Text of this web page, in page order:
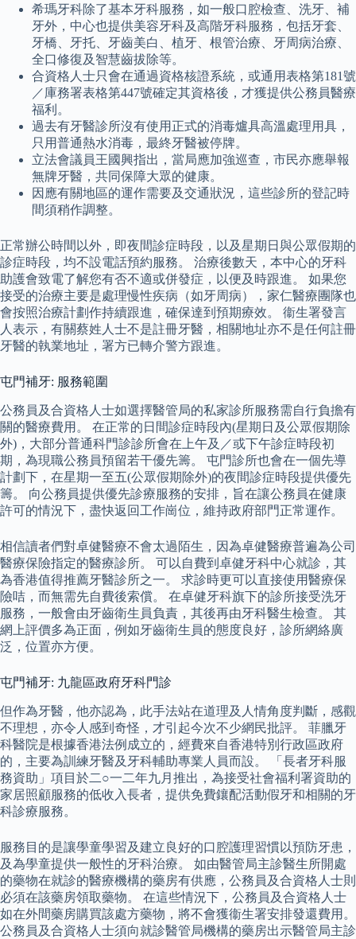
希瑪牙科除了基本牙科服務，如一般口腔檢查、洗牙、補
牙外，中心也提供美容牙科及高階牙科服務，包括牙套、
牙橋、牙托、牙齒美白、植牙、根管治療、牙周病治療、
全口修復及智慧齒拔除等。
合資格人士只會在通過資格核證系統，或通用表格第181號
／庫務署表格第447號確定其資格後，才獲提供公務員醫療
福利。
過去有牙醫診所沒有使用正式的消毒爐具高溫處理用具，
只用普通熱水消毒，最終牙醫被停牌。
立法會議員王國興指出，當局應加強巡查，市民亦應舉報
無牌牙醫，共同保障大眾的健康。
因應有關地區的運作需要及交通狀況，這些診所的登記時
間須稍作調整。
正常辦公時間以外，即夜間診症時段，以及星期日與公眾假期的
診症時段，均不設電話預約服務。 治療後數天，本中心的牙科
助護會致電了解您有否不適或併發症，以便及時跟進。 如果您
接受的治療主要是處理慢性疾病（如牙周病），家仁醫療團隊也
會按照治療計劃作持續跟進，確保達到預期療效。 衞生署發言
人表示，有關蔡姓人士不是註冊牙醫，相關地址亦不是任何註冊
牙醫的執業地址，署方已轉介警方跟進。
屯門補牙: 服務範圍
公務員及合資格人士如選擇醫管局的私家診所服務需自行負擔有
關的醫療費用。 在正常的日間診症時段內(星期日及公眾假期除
外)，大部分普通科門診診所會在上午及／或下午診症時段初
期，為現職公務員預留若干優先籌。 屯門診所也會在一個先導
計劃下，在星期一至五(公眾假期除外)的夜間診症時段提供優先
籌。 向公務員提供優先診療服務的安排，旨在讓公務員在健康
許可的情況下，盡快返回工作崗位，維持政府部門正常運作。
相信讀者們對卓健醫療不會太過陌生，因為卓健醫療普遍為公司
醫療保險指定的醫療診所。 可以自費到卓健牙科中心就診，其
為香港值得推薦牙醫診所之一。 求診時更可以直接使用醫療保
險咭，而無需先自費後索償。 在卓健牙科旗下的診所接受洗牙
服務，一般會由牙齒衛生員負責，其後再由牙科醫生檢查。 其
網上評價多為正面，例如牙齒衛生員的態度良好，診所網絡廣
泛，位置亦方便。
屯門補牙: 九龍區政府牙科門診
但作為牙醫，他亦認為，此手法站在道理及人情角度判斷，感觀
不理想，亦令人感到奇怪，才引起今次不少網民批評。 菲臘牙
科醫院是根據香港法例成立的，經費來自香港特別行政區政府
的，主要為訓練牙醫及牙科輔助專業人員而設。 「長者牙科服
務資助」項目於二○一二年九月推出，為接受社會福利署資助的
家居照顧服務的低收入長者，提供免費鑲配活動假牙和相關的牙
科診療服務。
服務目的是讓學童學習及建立良好的口腔護理習慣以預防牙患，
及為學童提供一般性的牙科治療。 如由醫管局主診醫生所開處
的藥物在就診的醫療機構的藥房有供應，公務員及合資格人士則
必須在該藥房領取藥物。 在這些情況下，公務員及合資格人士
如在外間藥房購買該處方藥物，將不會獲衞生署安排發還費用。
公務員及合資格人士須向就診醫管局機構的藥房出示醫管局主診